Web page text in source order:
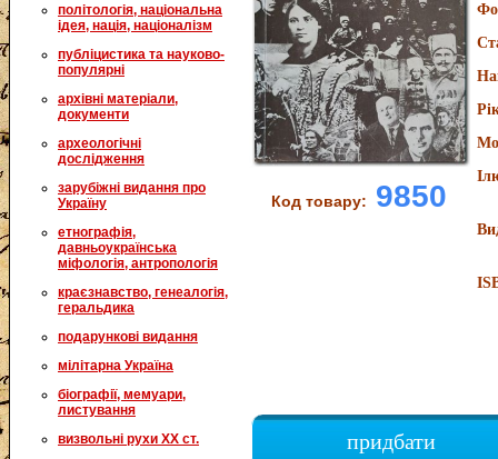
політологія, національна
ідея, нація, націоналізм
публіцистика та науково-
популярні
архівні матеріали,
документи
археологічні
дослідження
зарубіжні видання про
Україну
етнографія,
давньоукраїнська
міфологія, антропологія
краєзнавство, генеалогія,
геральдика
подарункові видання
мілітарна Україна
біографії, мемуари,
листування
визвольні рухи XX ст.
Код товару: 9850
придбати